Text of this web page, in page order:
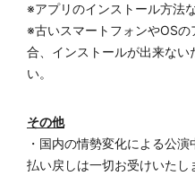
※アプリのインストール方法な
※古いスマートフォンやOS
合、インストールが出来ない
い。
その他
・国内の情勢変化による公
払い戻しは一切お受けいたし